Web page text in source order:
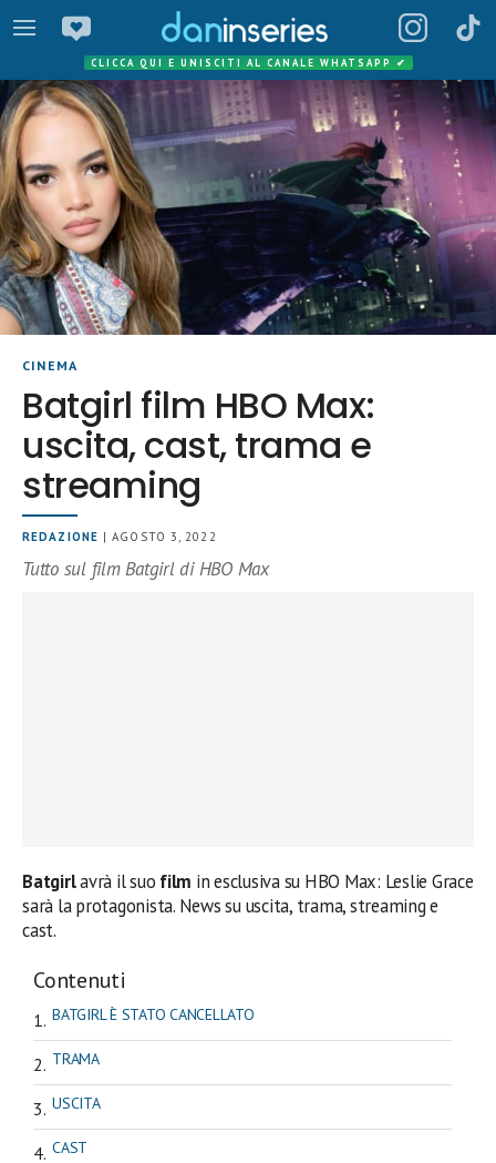
CLICCA QUI E UNISCITI AL CANALE WHATSAPP ✔
CINEMA
Batgirl film HBO Max:
uscita, cast, trama e
streaming
REDAZIONE | AGOSTO 3, 2022
Tutto sul film Batgirl di HBO Max
Batgirlavrà il suo film in esclusiva su HBO Max: Leslie Grace
sarà la protagonista. News su uscita, trama, streaming e
cast.
Contenuti
BATGIRL È STATO CANCELLATO
TRAMA
USCITA
CAST